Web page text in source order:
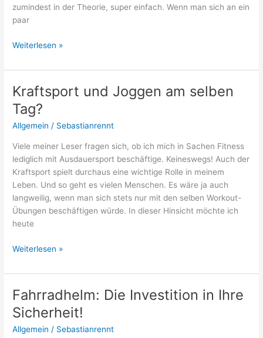
zumindest in der Theorie, super einfach. Wenn man sich an ein
paar
Abnehmen
gemacht!
Weiterlesen »
Kraftsport und Joggen am selben
Tag?
Allgemein / Sebastianrennt
Viele meiner Leser fragen sich, ob ich mich in Sachen Fitness
lediglich mit Ausdauersport beschäftige. Keineswegs! Auch der
Kraftsport spielt durchaus eine wichtige Rolle in meinem
Leben. Und so geht es vielen Menschen. Es wäre ja auch
langweilig, wenn man sich stets nur mit den selben Workout-
Übungen beschäftigen würde. In dieser Hinsicht möchte ich
heute
Kraftsport
Joggen
selben
Tag?
Weiterlesen »
Fahrradhelm: Die Investition in Ihre
Sicherheit!
Allgemein / Sebastianrennt